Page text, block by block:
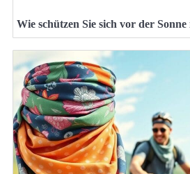
Wie schützen Sie sich vor der